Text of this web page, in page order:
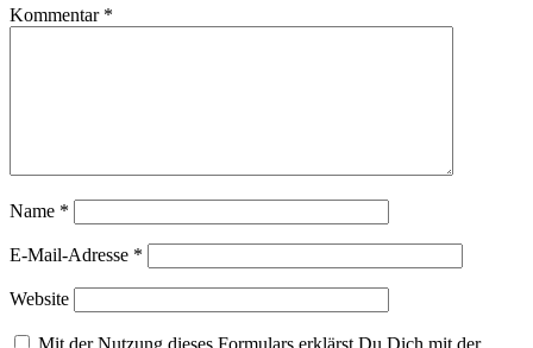
Kommentar *
Name *
E-Mail-Adresse *
Website
Mit der Nutzung dieses Formulars erklärst Du Dich mit der